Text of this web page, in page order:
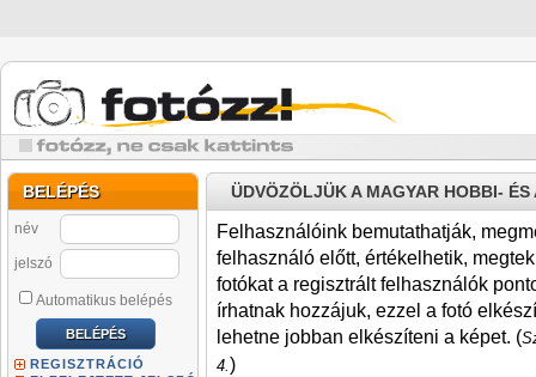
BELÉPÉS
név
jelszó
Automatikus belépés
REGISZTRÁCIÓ
ÜDVÖZÖLJÜK A MAGYAR HOBBI-
Felhasználóink bemutathatják,
felhasználó előtt, értékelhetik,
fotókat a regisztrált felhasználók
írhatnak hozzájuk, ezzel a fotó
lehetne jobban elkészíteni a képet. (
4.)